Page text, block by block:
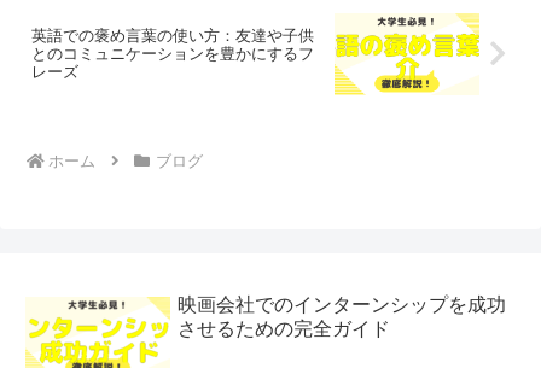
英語での褒め言葉の使い方：友達や子供
とのコミュニケーションを豊かにするフ
レーズ
ホーム ブログ
映画会社でのインターンシップを成功
させるための完全ガイド